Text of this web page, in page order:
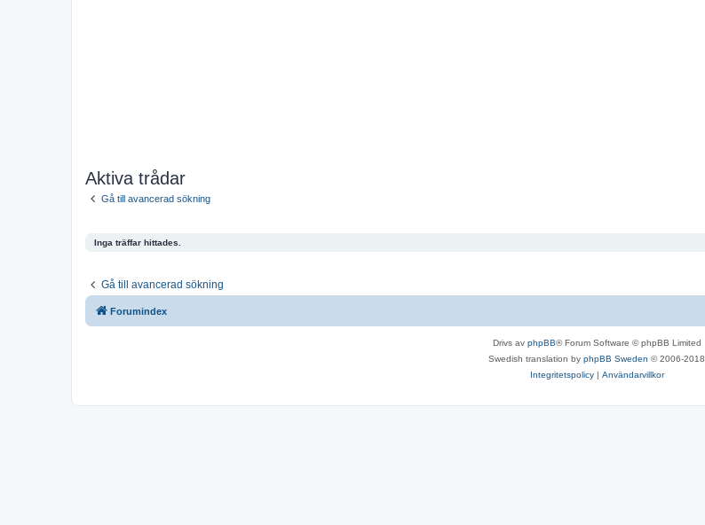
Aktiva trådar
Gå till avancerad sökning
Inga träffar hittades.
Gå till avancerad sökning
Forumindex
Drivs av phpBB® Forum Software © phpBB Limited
Swedish translation by phpBB Sweden © 2006-2018
Integritetspolicy| Användarvillkor